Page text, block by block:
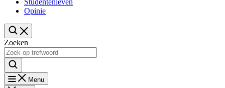
Studentenleven
Opinie
Zoeken
Menu